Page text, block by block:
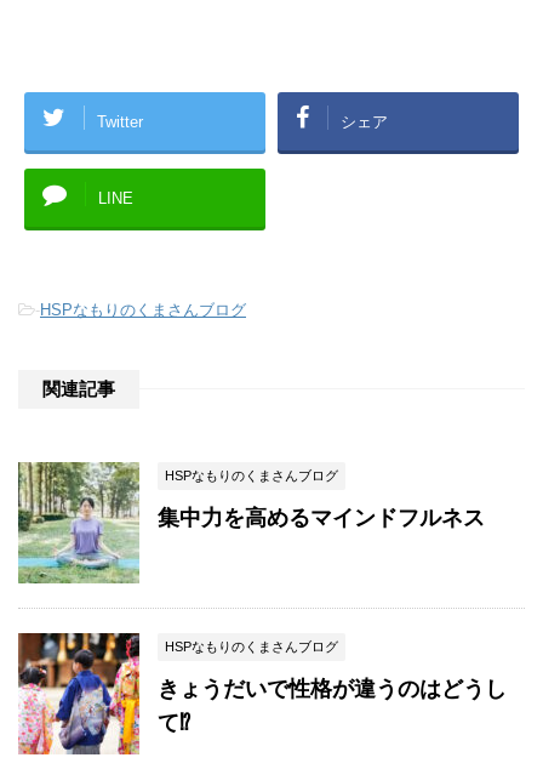
Twitter シェア
LINE
-HSPなもりのくまさんブログ
関連記事
HSPなもりのくまさんブログ
集中力を高めるマインドフルネス
HSPなもりのくまさんブログ
きょうだいで性格が違うのはどうし
て⁉